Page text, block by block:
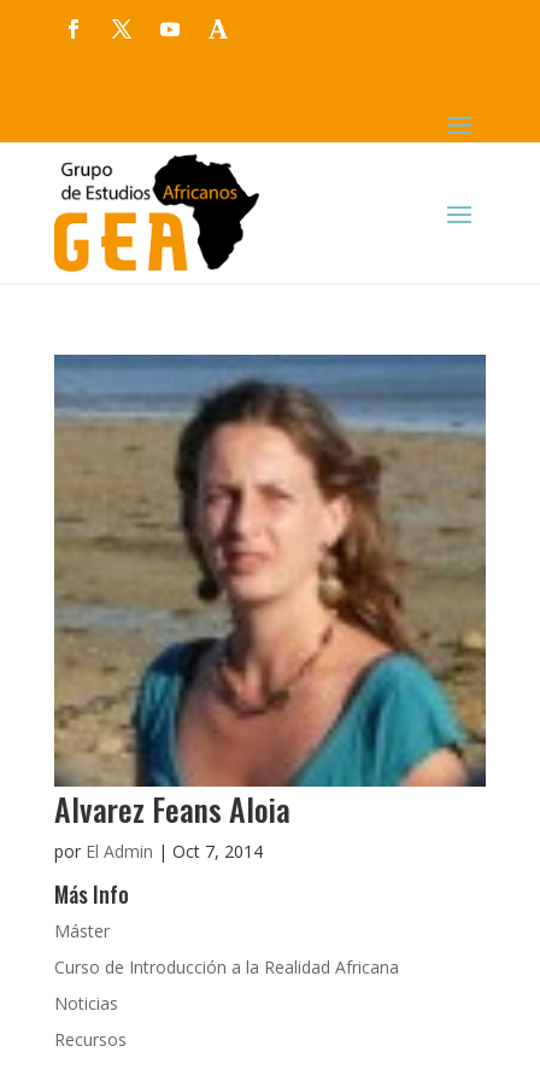
Alvarez Feans Aloia
por El Admin | Oct 7, 2014
Más Info
Máster
Curso de Introducción a la Realidad Africana
Noticias
Recursos